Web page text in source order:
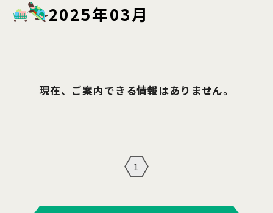
2025年03月
現在、ご案内できる情報はありません。
1